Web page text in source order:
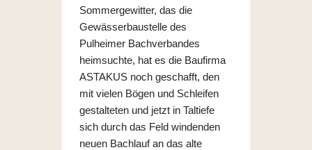
Sommergewitter, das die
Gewässerbaustelle des
Pulheimer Bachverbandes
heimsuchte, hat es die Baufirma
ASTAKUS noch geschafft, den
mit vielen Bögen und Schleifen
gestalteten und jetzt in Taltiefe
sich durch das Feld windenden
neuen Bachlauf an das alte